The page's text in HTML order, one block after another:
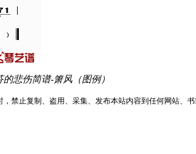
的悲伤简谱-箫风（图例）
禁止复制、盗用、采集、发布本站内容到任何网站、